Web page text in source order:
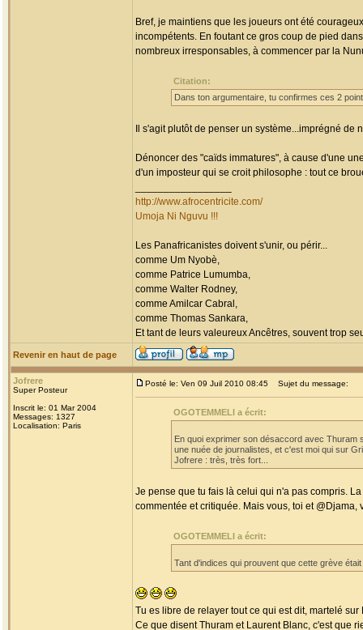
Bref, je maintiens que les joueurs ont été
incompétents. En foutant ce gros coup de pied
nombreux irresponsables, à commencer par la
Citation:
Dans ton argumentaire, tu confirmes ces 2
Il s'agit plutôt de penser un système...imprégné
Dénoncer des "caïds immatures", à cause d'une
d'un imposteur qui se croit philosophe : tout ce
http://www.afrocentricite.com/
Umoja Ni Nguvu !!!
Les Panafricanistes doivent s'unir, ou périr...
comme Um Nyobè,
comme Patrice Lumumba,
comme Walter Rodney,
comme Amilcar Cabral,
comme Thomas Sankara,
Et tant de leurs valeureux Ancêtres, souvent trop
Revenir en haut de page
Jofrere
Super Posteur
Inscrit le: 01 Mar 2004
Messages: 1327
Localisation: Paris
Posté le: Ven 09 Juil 2010 08:45 Sujet du message:
OGOTEMMELI a écrit:
En quoi exprimer son désaccord avec Thuram
une nuée de journalistes, et c'est moi qui sur
Jofrere : très, très fort...
Je pense que tu fais là celui qui n'a pas compris.
commentée et critiquée. Mais vous, toi et
OGOTEMMELI a écrit:
Tant d'indices qui prouvent que cette grève
Tu es libre de relayer tout ce qui est dit, martelé
Ce que disent Thuram et Laurent Blanc, c'est que